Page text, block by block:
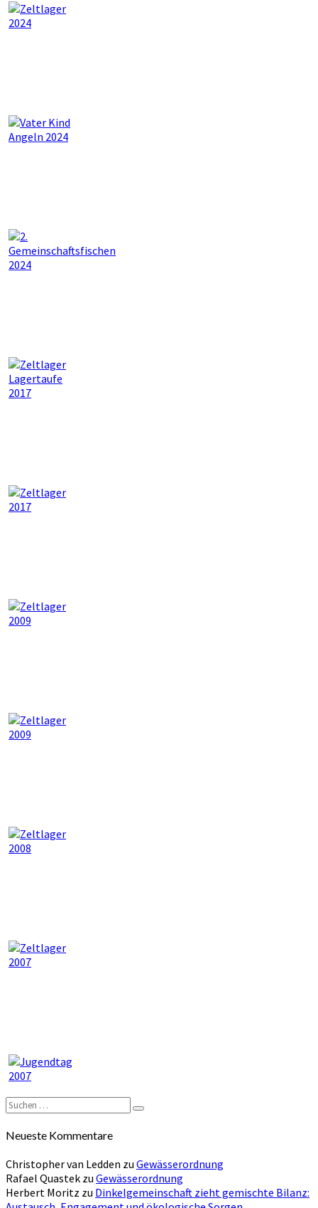
Suchen
nach:
Suchen
Neueste Kommentare
Christopher van Ledden zu Gewässerordnung
Rafael Quastek zu Gewässerordnung
Herbert Moritz zu Dinkelgemeinschaft zieht gemischte Bilanz: